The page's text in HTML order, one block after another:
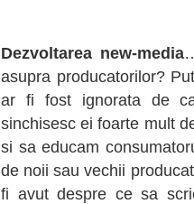
Dezvoltarea new-media
asupra producatorilor?
ar fi fost ignorata de
sinchisesc ei foarte mult
si sa educam
de noii sau vechii
fi avut despre ce sa